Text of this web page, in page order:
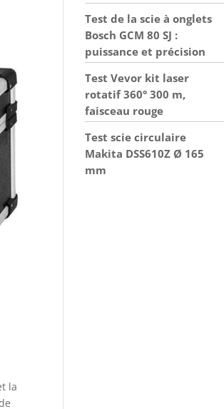
la
Test de la scie à onglets
Bosch GCM 80 SJ :
puissance et précision
Test Vevor kit laser
rotatif 360° 300 m,
faisceau rouge
Test scie circulaire
Makita DSS610Z Ø 165
mm